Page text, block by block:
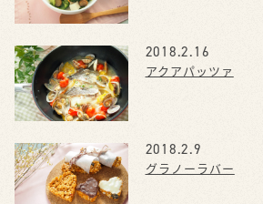
2018.2.16
アクアパッツァ
2018.2.9
グラノーラバー